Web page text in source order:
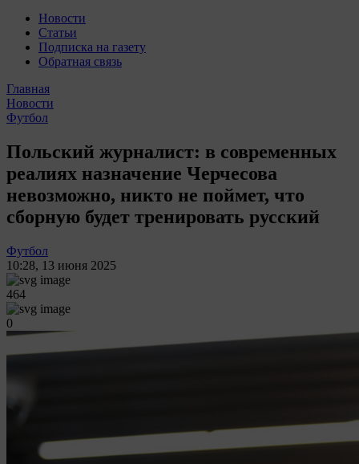
Новости
Статьи
Подписка на газету
Обратная связь
Главная
Новости
Футбол
Польский журналист: в современных
реалиях назначение Черчесова
невозможно, никто не поймет, что
сборную будет тренировать русский
Футбол
10:28, 13 июня 2025
464
0